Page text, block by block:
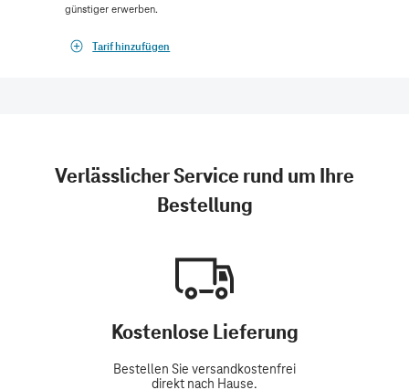
günstiger erwerben.
Tarif hinzufügen